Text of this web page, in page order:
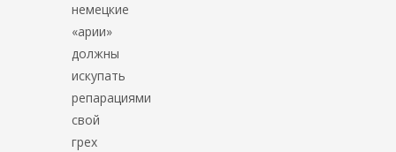
немецкие
«арии»
должны
искупать
репарациями
свой
грех